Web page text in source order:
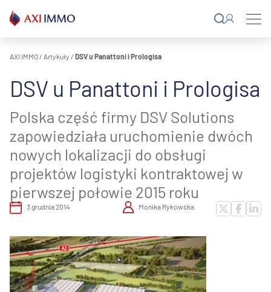
do
treści
AXI IMMO / Artykuły / DSV u Panattoni i Prologisa
DSV u Panattoni i Prologisa
Polska część firmy DSV Solutions
zapowiedziała uruchomienie dwóch
nowych lokalizacji do obsługi
projektów logistyki kontraktowej w
pierwszej połowie 2015 roku
3 grudnia 2014 Monika Rykowska